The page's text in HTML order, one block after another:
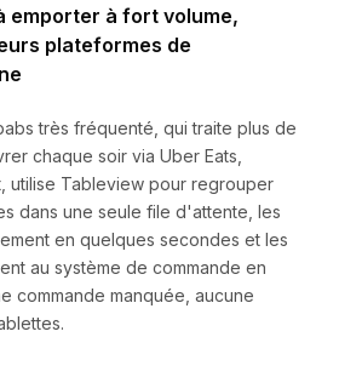
emporter à fort volume,
plateformes de
très fréquenté, qui traite plus de
chaque soir via Uber Eats,
utilise Tableview pour regrouper
dans une seule file d'attente, les
en quelques secondes et les
au système de commande en
commande manquée, aucune